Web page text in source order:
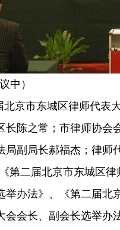
）
北京市东城区律师代表
长陈之常；市律师协会
局副局长郝福杰；律师
第二届北京市东城区
举办法》、《第二届
会会长、副会长选举办